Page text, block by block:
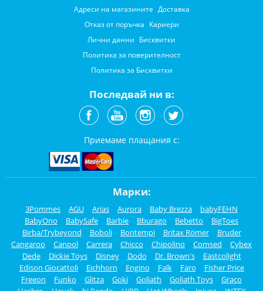
Адреси на магазините Доставка
Отказ от поръчка Кариери
Лични данни Бисквитки
Политика за поверителност
Политика за Бисквитки
Последвай ни в:
Приемаме плащания с:
Марки:
3Pommes AGU Arias Aurora Baby Brezza
babyFEHN
BabyOno
BabySafe Barbie Bburago Bebetto
BigToes
Birba/Trybeyond
Boboli Bontempi Britax Römer
Bruder
Cangaroo
Canpol Carrera Chicco Chipolino Comsed
Cybex
Dede
Dickie Toys Disney Dodo Dr. Brown's
Eastcolight
Edison Giocattoli
Eichhorn Engino Falk Faro
Fisher Price
Freeon
Funko Glitza Goki Goliath Goliath Toys
Graco